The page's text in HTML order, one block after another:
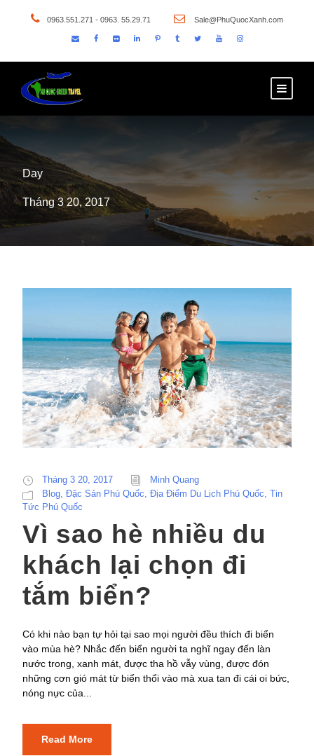
0963.551.271 - 0963. 55.29.71 Sale@PhuQuocXanh.com
Day
Tháng 3 20, 2017
Tháng 3 20, 2017
Minh Quang
Blog, Đặc Sản Phú Quốc, Địa Điểm Du Lịch Phú Quốc, Tin
Tức Phú Quốc
Vì sao hè nhiều du
khách lại chọn đi
tắm biển?
Có khi nào bạn tự hỏi tại sao mọi người đều thích đi biển
vào mùa hè? Nhắc đến biển người ta nghĩ ngay đến làn
nước trong, xanh mát, được tha hồ vẫy vùng, được đón
những cơn gió mát từ biển thổi vào mà xua tan đi cái oi bức,
nóng nực của...
Read More